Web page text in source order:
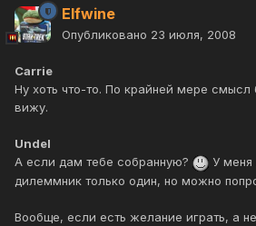
Elfwine
Опубликовано 23 июля, 2008
Carrie
Ну хоть что-то. По крайней мере смысл
вижу.
Undel
А если дам тебе собранную?
У меня
дилеммник только один, но можно
Вообще, если есть желание играть, а